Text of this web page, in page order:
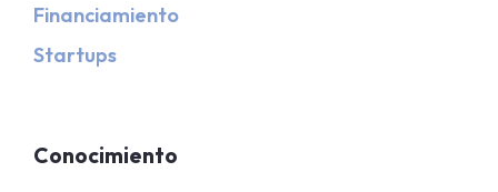
Financiamiento
Startups
Conocimiento